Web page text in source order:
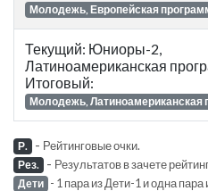
Молодежь, Европейская
Текущий: Юниоры-2,
Латиноамериканская
Итоговый:
Молодежь, Латиноамериканская
Р. - Рейтинговые очки.
Рез. - Результатов в зачете
Дети - 1 пара из Дети-1 и одна пара